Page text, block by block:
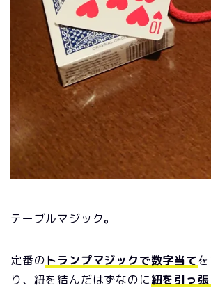
テーブルマジック。
定番のトランプマジックで数字当て
り、紐を結んだはずなのに紐を引っ